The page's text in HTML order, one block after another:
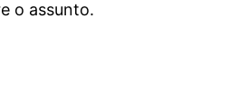
o assunto.